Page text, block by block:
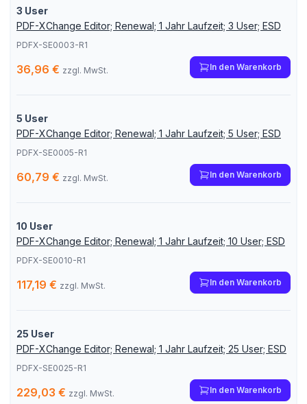
3 User
PDF-XChange Editor; Renewal; 1 Jahr Laufzeit; 3 User; ESD
PDFX-SE0003-R1
36,96 € zzgl. MwSt. In den Warenkorb
5 User
PDF-XChange Editor; Renewal; 1 Jahr Laufzeit; 5 User; ESD
PDFX-SE0005-R1
60,79 € zzgl. MwSt. In den Warenkorb
10 User
PDF-XChange Editor; Renewal; 1 Jahr Laufzeit; 10 User; ESD
PDFX-SE0010-R1
117,19 € zzgl. MwSt. In den Warenkorb
25 User
PDF-XChange Editor; Renewal; 1 Jahr Laufzeit; 25 User; ESD
PDFX-SE0025-R1
229,03 € zzgl. MwSt. In den Warenkorb